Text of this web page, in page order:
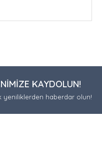
KAYDOLUN!
yeniliklerden haberdar olun!